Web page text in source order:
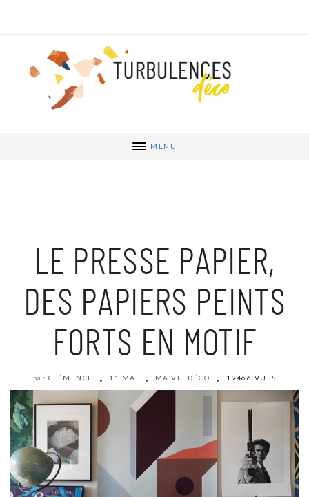
MENU
LE PRESSE PAPIER,
DES PAPIERS PEINTS
FORTS EN MOTIF
par CLÉMENCE 11 MAI MA VIE DÉCO 19466 VUES